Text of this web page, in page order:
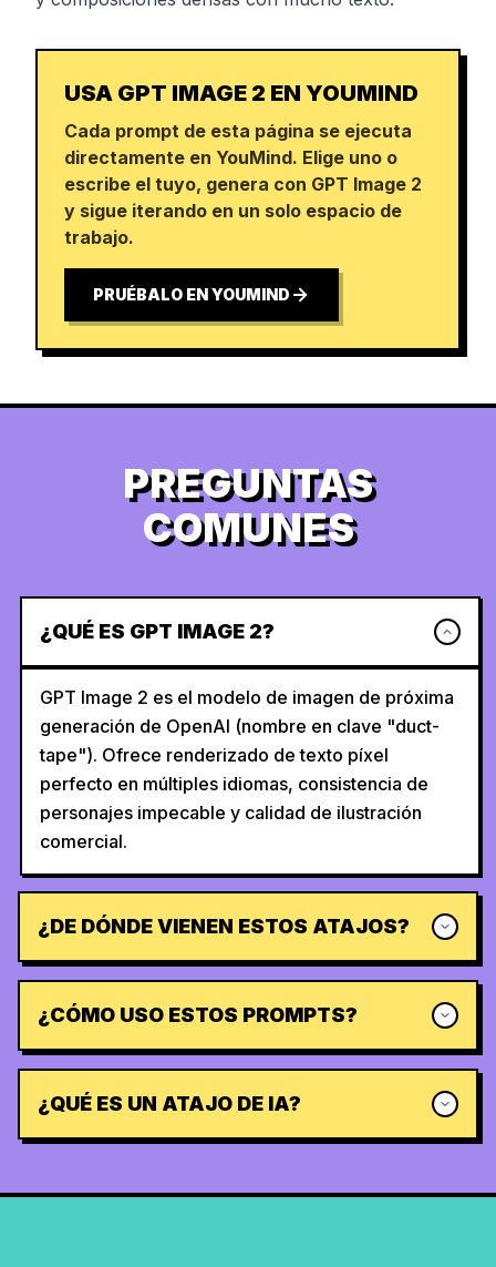
USA GPT IMAGE 2 EN YOUMIND
Cada prompt de esta página se ejecuta
directamente en YouMind. Elige uno o
escribe el tuyo, genera con GPT Image 2
y sigue iterando en un solo espacio de
trabajo.
PRUÉBALO EN YOUMIND
PREGUNTAS
COMUNES
¿QUÉ ES GPT IMAGE 2?
GPT Image 2 es el modelo de imagen de próxima
generación de OpenAI (nombre en clave "duct-
tape"). Ofrece renderizado de texto píxel
perfecto en múltiples idiomas, consistencia de
personajes impecable y calidad de ilustración
comercial.
¿DE DÓNDE VIENEN ESTOS ATAJOS?
¿CÓMO USO ESTOS PROMPTS?
¿QUÉ ES UN ATAJO DE IA?